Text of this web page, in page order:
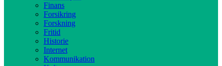
Finans
Forsikring
Forskning
Fritid
Historie
Internet
Kommunikation